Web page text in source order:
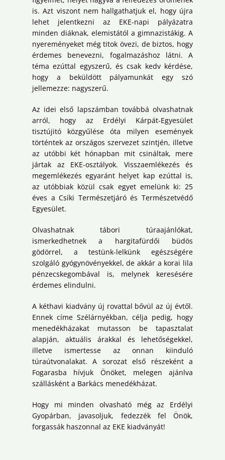
is. Azt viszont nem hallgathatjuk el, hogy újra
lehet jelentkezni az EKE-napi pályázatra
minden diáknak, elemistától a gimnazistákig. A
nyereményeket még titok övezi, de biztos, hogy
érdemes benevezni, fogalmazáshoz látni. A
téma ezúttal egyszerű, és csak kedv kérdése,
hogy a beküldött pályamunkát egy szó
jellemezze: nagyszerű.
Az idei első lapszámban továbbá olvashatnak
arról, hogy az Erdélyi Kárpát-Egyesület
tisztújitó közgyűlése óta milyen események
történtek az országos szervezet szintjén, illetve
az utóbbi két hónapban mit csináltak, mere
jártak az EKE-osztályok. Visszaemlékezés és
megemlékezés egyaránt helyet kap ezúttal is,
az utóbbiak közül csak egyet emelünk ki: 25
éves a Csíki Természetjáró és Természetvédő
Egyesület.
Olvashatnak tábori túraajánlókat,
ismerkedhetnek a hargitafürdői büdös
gödörrel, a testünk-lelkünk egészségére
szolgáló gyógynövényekkel, de akkár a korai lila
pénzecskegombával is, melynek keresésére
érdemes elindulni.
A kéthavi kiadvány új rovattal bővül az új évtől.
Ennek címe Szélárnyékban, célja pedig, hogy
menedékházakat mutasson be tapasztalat
alapján, aktuális árakkal és lehetőségekkel,
illetve ismertesse az onnan kiinduló
túraútvonalakat. A sorozat első részeként a
Fogarasba hívjuk Önöket, melegen ajánlva
szállásként a Barkács menedékházat.
Hogy mi minden olvasható még az Erdélyi
Gyopárban, javasoljuk, fedezzék fel Önök,
forgassák haszonnal az EKE kiadványát!